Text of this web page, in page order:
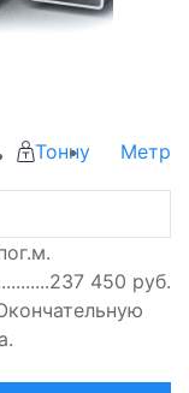
Тонну Метр
237 450 руб.